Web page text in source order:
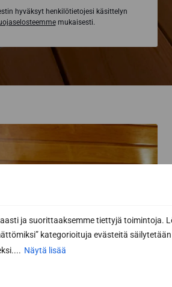
ja suorittaaksemme tiettyjä toimintoja.
kategorioituja evästeitä säilytetään
Näytä lisää
hyväksyt henkilötietojesi käsittelyn
mukaisesti.